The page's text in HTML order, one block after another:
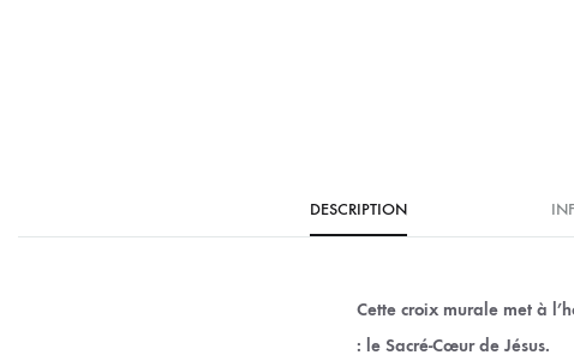
DESCRIPTION
Cette croix murale met à
: le Sacré-Cœur de Jésus.